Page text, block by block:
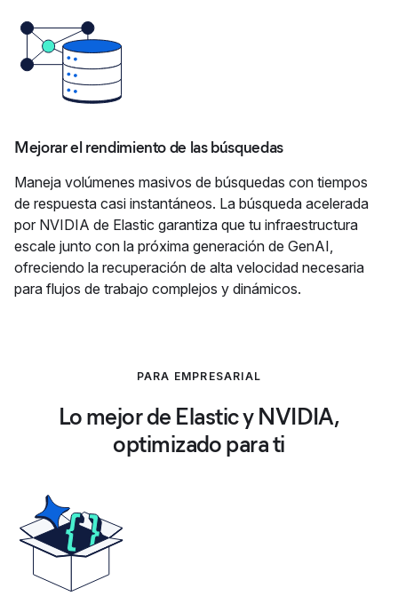
Mejorar el rendimiento de las búsquedas
Maneja volúmenes masivos de búsquedas con tiempos
de respuesta casi instantáneos. La búsqueda acelerada
por NVIDIA de Elastic garantiza que tu infraestructura
escale junto con la próxima generación de GenAI,
ofreciendo la recuperación de alta velocidad necesaria
para flujos de trabajo complejos y dinámicos.
PARA EMPRESARIAL
Lo mejor de Elastic y NVIDIA,
optimizado para ti